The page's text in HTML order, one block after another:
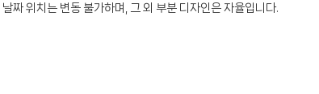
짜 위치는 변동 불가하며, 그 외 부분 디자인은 자율입니다.